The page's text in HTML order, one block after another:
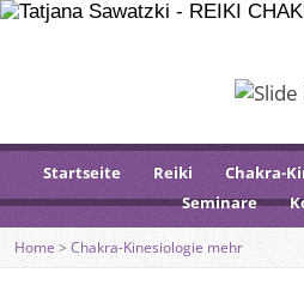
Startseite Reiki Chakra-
Seminare
Home > Chakra-Kinesiologie mehr